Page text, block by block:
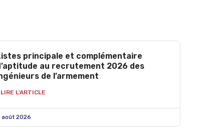
principale et complémentaire
au recrutement 2026 des
de l’armement
LIRE L'ARTICLE
août 2026